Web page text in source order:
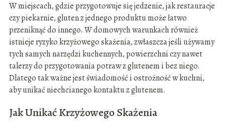
W miejscach, gdzie przygotowuje się jedzenie, jak restauracje
czy piekarnie, gluten z jednego produktu może łatwo
przeniknąć do innego. W domowych warunkach również
istnieje ryzyko krzyżowego skażenia, zwłaszcza jeśli używamy
tych samych narzędzi kuchennych, powierzchni czy nawet
talerzy do przygotowania potraw z glutenem i bez niego.
Dlatego tak ważne jest świadomość i ostrożność w kuchni,
aby unikać niechcianego kontaktu z glutenem.
Jak Unikać Krzyżowego Skażenia